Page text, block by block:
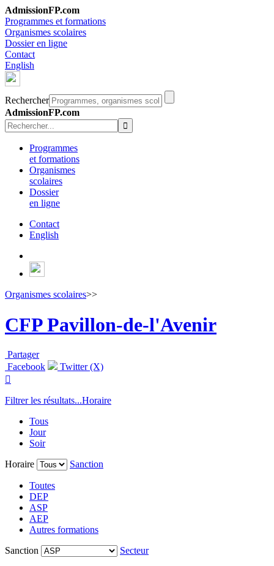
AdmissionFP.com
Programmes et formations
Organismes scolaires
Dossier en ligne
Contact
English
Rechercher
AdmissionFP.com
Programmes
et formations
Organismes
scolaires
Dossier
en ligne
Contact
English
Organismes scolaires>>
CFP Pavillon-de-l'Avenir
Partager
Facebook
Twitter (X)

Filtrer les résultats...Horaire
Tous
Jour
Soir
Horaire
Sanction
Toutes
DEP
ASP
AEP
Autres formations
Sanction
Secteur